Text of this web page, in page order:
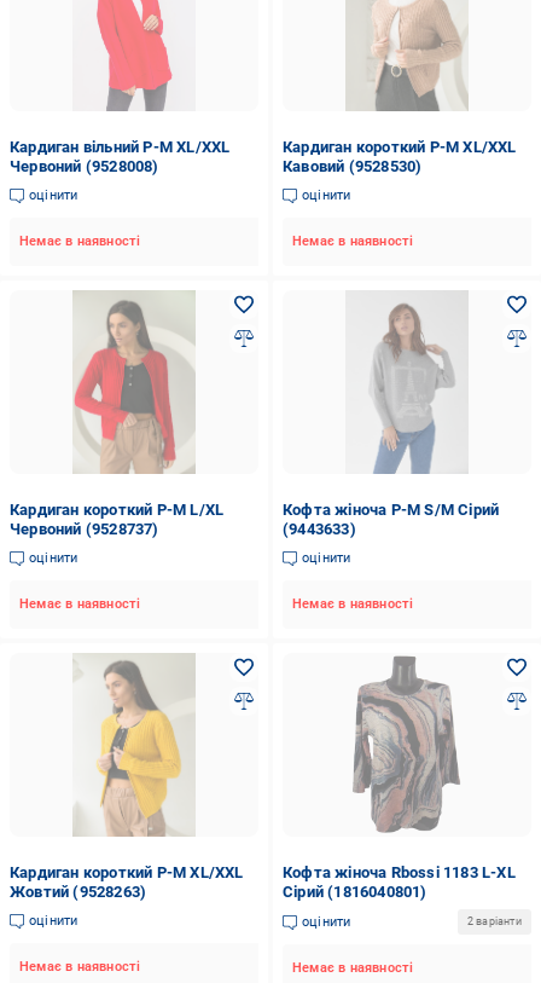
Кардиган вільний P-M XL/XXL
Червоний (9528008)
оцінити
Немає в наявності
Кардиган короткий P-M XL/XXL
Кавовий (9528530)
оцінити
Немає в наявності
Кардиган короткий P-M L/XL
Червоний (9528737)
оцінити
Немає в наявності
Кофта жіноча P-M S/M Сірий
(9443633)
оцінити
Немає в наявності
Кардиган короткий P-M XL/XXL
Жовтий (9528263)
оцінити
Немає в наявності
Кофта жіноча Rbossi 1183 L-XL
Сірий (1816040801)
оцінити 2 варіанти
Немає в наявності